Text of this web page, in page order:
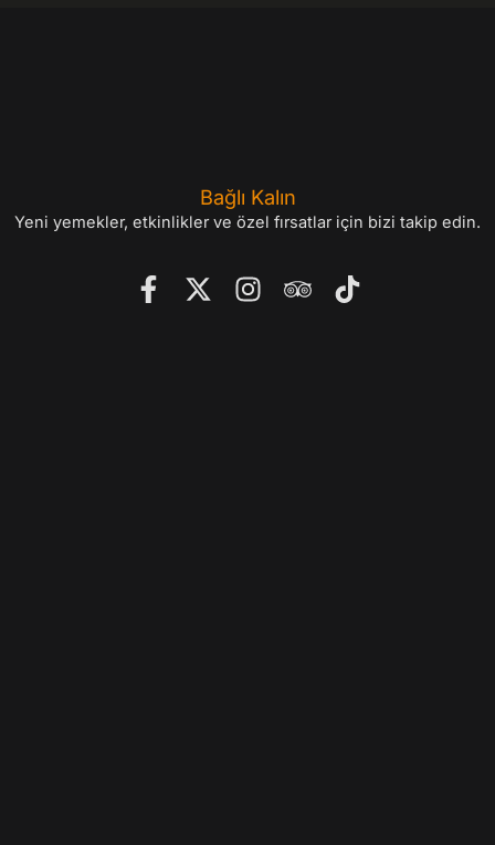
Bağlı Kalın
Yeni yemekler, etkinlikler ve özel fırsatlar için bizi takip edin.